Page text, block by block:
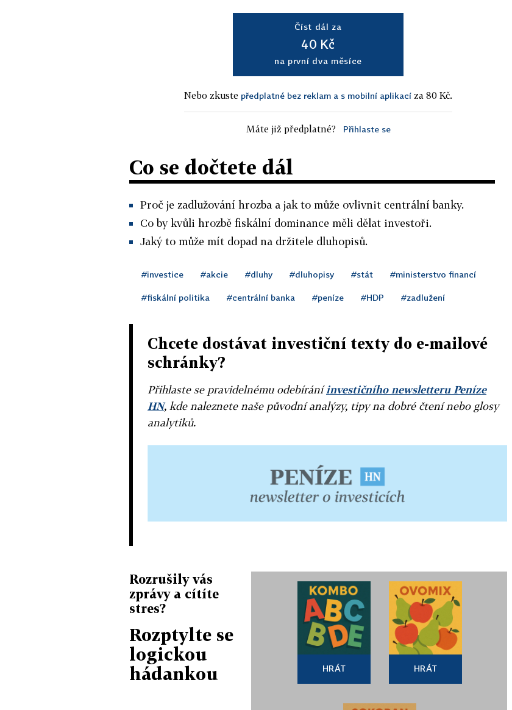
Číst dál za
40 Kč
na první dva měsíce
Nebo zkuste předplatné bez reklam a s mobilní aplikací za 80 Kč.
Máte již předplatné? Přihlaste se
Co se dočtete dál
Proč je zadlužování hrozba a jak to může ovlivnit centrální banky.
Co by kvůli hrozbě fiskální dominance měli dělat investoři.
Jaký to může mít dopad na držitele dluhopisů.
#investice #akcie #dluhy #dluhopisy #stát #ministerstvo financí
#fiskální politika #centrální banka #peníze #HDP #zadlužení
Chcete dostávat investiční texty do e-mailové
schránky?
Přihlaste se pravidelnému odebíráníinvestičního newsletteru Peníze
HN, kde naleznete naše původní analýzy, tipy na dobré čtení nebo glosy
analytiků.
Rozrušily vás
zprávy a cítíte
stres?
Rozptylte se
logickou
hádankou
HRÁT HRÁT